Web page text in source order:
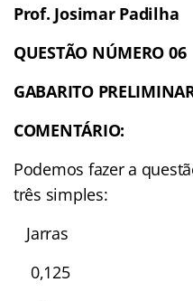
Prof. Josimar Padilha
QUESTÃO NÚMERO 06
GABARITO
COMENTÁRIO:
Podemos fazer a
três simples:
Jarras
0,125